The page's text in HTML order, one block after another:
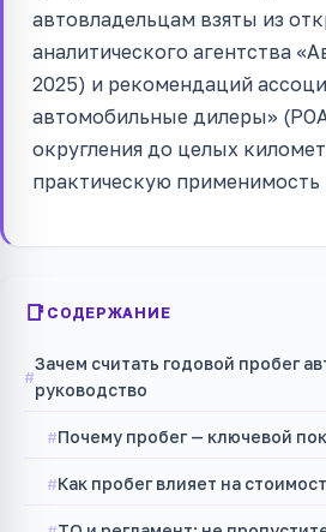
автовладельцам взяты из
аналитического агентства
2025) и рекомендаций
автомобильные дилеры»
округления до целых
практическую применимость
СОДЕРЖАНИЕ
Зачем считать годовой пробег
руководство
Почему пробег — ключевой
Как пробег влияет на